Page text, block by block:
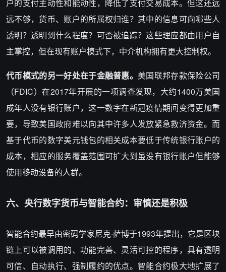
户的支付主动性和能动性，降低了支付交易成本。但这还远
远不够，货币、账户的所属权归谁？其中的信息可向哪些人
透明？透明到什么程度？可否被追踪？这些理应都由用户自
主掌控，但在现有账户模式下，中介机构拥有更大控制权。
代币模式的另一好处在于金融普惠。 美国联邦存款保险公司
（FDIC）在2017年开展的一项调查发现，大约1400万美国
成年人没有银行账户，这一数字在新冠疫情期间变得更加重
要，导致美国政府难以向其中许多人发放紧急救济资金。而
基于代币的数字美元钱包的相关成本要低于传统银行账户的
成本，相应的服务覆盖范围可扩大到虽没有银行账户但能够
使用移动设备的人群。
六、央行数字货币与智能合约：审慎还是积极
智能合约最早由密码学家尼克·萨博于1993年提出，它是区块
链上可以被调用的、功能完善、灵活可控的程序，具有透明
可信、自动执行、强制履约的优点。智能合约极大地扩展了